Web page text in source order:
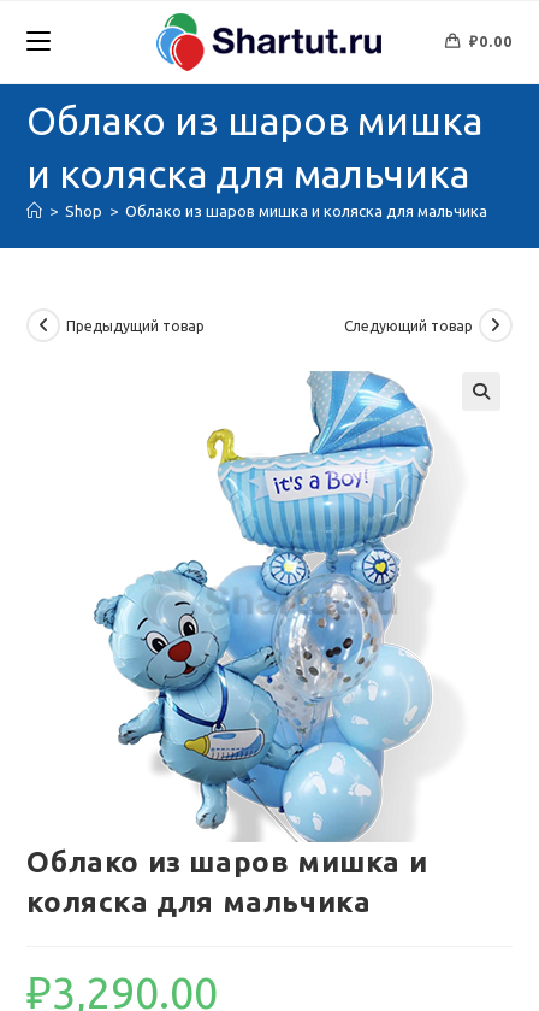
₽0.00
Облако из шаров мишка
и коляска для мальчика
> Shop > Облако из шаров мишка и коляска для мальчика
Предыдущий товар Следующий товар
Облако из шаров мишка и
коляска для мальчика
₽3,290.00